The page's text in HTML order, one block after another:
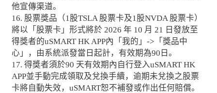
他宣傳渠道。
16. 股票獎品（1股TSLA 股票卡及1股NVDA 股票卡）
將以「股票卡」形式將於 2026 年 10 月 21 日發放至
得獎者的uSMART HK APP內「我的」->「獎品中
心」，由系統派發當日起計，有效期為90日。
17. 得獎者須於90 天有效期內自行登入uSMART HK
APP並手動完成領取及兌換手續，逾期未兌換之股票
卡將自動失效，uSMART恕不補發或作出任何賠償。